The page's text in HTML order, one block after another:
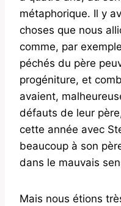
métaphorique. Il y
choses que nous
comme, par
péchés du père
progéniture, et
avaient,
défauts de leur
cette année avec
beaucoup à son
dans le mauvais
Mais nous étions